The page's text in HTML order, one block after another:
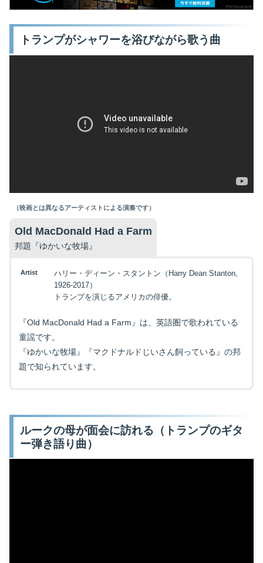
トランプがシャワーを浴びながら歌う曲
（映画とは異なるアーティストによる演奏です）
Old MacDonald Had a Farm
邦題『ゆかいな牧場』
Artist
ハリー・ディーン・スタントン（Harry Dean Stanton,
1926-2017）
トランプを演じるアメリカの俳優。
『Old MacDonald Had a Farm』は、英語圏で歌われている
童謡です。
『ゆかいな牧場』『マクドナルドじいさん飼っている』の邦
題で知られています。
ルークの母が面会に訪れる（トランプのギタ
ー弾き語り曲）